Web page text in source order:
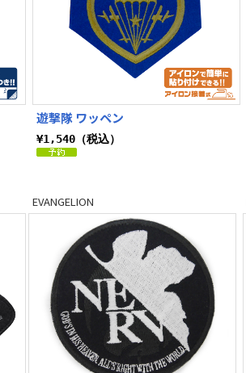
遊撃隊 ワッペン
¥1,540（税込）
EVANGELION